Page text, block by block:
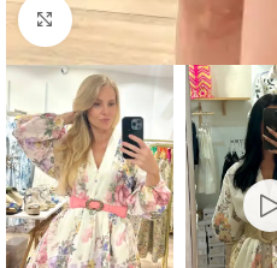
Click to enlarge